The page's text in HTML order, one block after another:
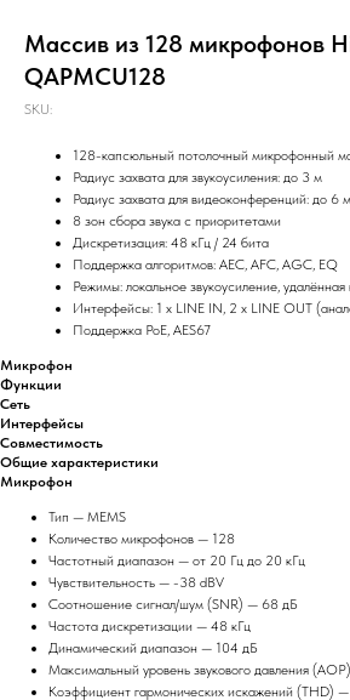
Массив из 128 микрофонов
QAPMCU128
SKU:
128-капсюльный потолочный микрофонный
Радиус захвата для звукоусиления: до 3 м
Радиус захвата для видеоконференций: до 6 м
8 зон сбора звука с приоритетами
Дискретизация: 48 кГц / 24 бита
Поддержка алгоритмов: AEC, AFC, AGC, EQ
Режимы: локальное звукоусиление,
Интерфейсы: 1 x LINE IN, 2 x LINE OUT
Поддержка PoE, AES67
Микрофон
Функции
Сеть
Интерфейсы
Совместимость
Общие характеристики
Микрофон
Тип — MEMS
Количество микрофонов — 128
Частотный диапазон — от 20 Гц до 20 кГц
Чувствительность — -38 dBV
Соотношение сигнал/шум (SNR) — 68 дБ
Частота дискретизации — 48 кГц
Динамический диапазон — 104 дБ
Максимальный уровень звукового давления
Коэффициент гармонических искажений (THD)